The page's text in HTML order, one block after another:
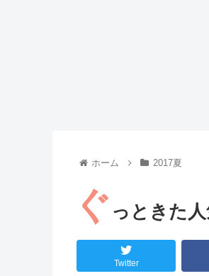
ホーム 2017夏
ぐ っときた
Twitter